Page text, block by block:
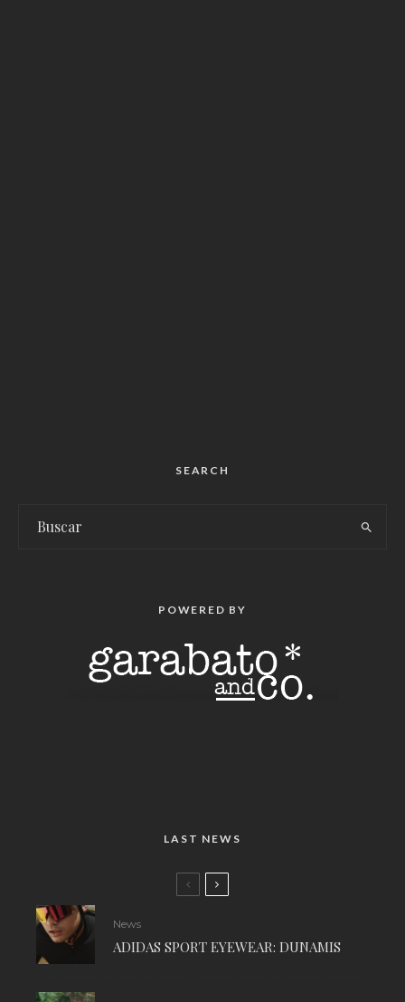
SEARCH
POWERED BY
LAST NEWS
News
ADIDAS SPORT EYEWEAR: DUNAMIS